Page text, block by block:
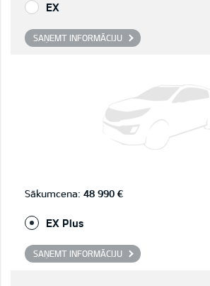
EX
SAŅEMT INFORMĀCIJU
Sākumcena: 48 990 €
EX Plus
SAŅEMT INFORMĀCIJU